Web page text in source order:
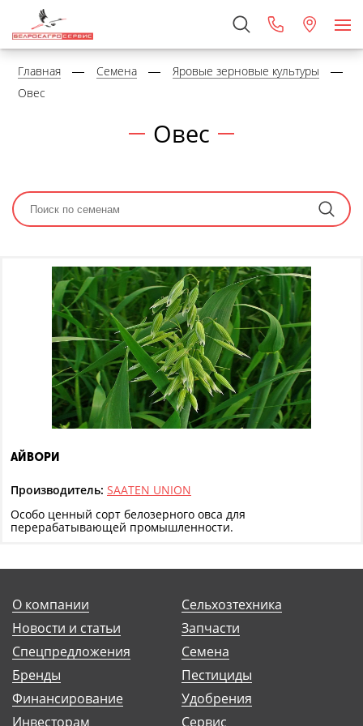
Главная Семена
Яровые зерновые культуры
Овес
Овес
АЙВОРИ
Производитель: SAATEN UNION
Особо ценный сорт белозерного овса для
перерабатывающей промышленности.
О компании
Новости и статьи
Спецпредложения
Бренды
Финансирование
Инвесторам
Сельхозтехника
Запчасти
Семена
Пестициды
Удобрения
Сервис